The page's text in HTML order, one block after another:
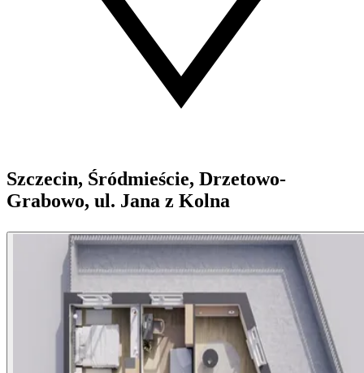
Szczecin, Śródmieście, Drzetowo-
Grabowo, ul. Jana z Kolna